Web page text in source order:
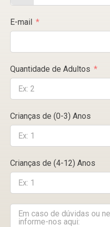
E-mail
Quantidade de Adultos
Crianças de (0-3) Anos
Crianças de (4-12) Anos